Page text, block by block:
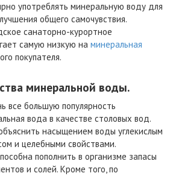
употреблять минеральную воду для
общего самочувствия.
санаторно-курортное
самую низкую на минеральная
покупателя.
минеральной воды.
все большую популярность
вода в качестве столовых вод.
насыщением воды углекислым
и целебными свойствами.
пополнить в организме запасы
и солей. Кроме того, по